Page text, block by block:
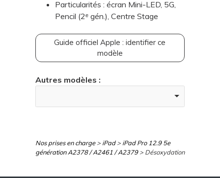
Particularités : écran Mini-LED, 5G,
Pencil (2ᵉ gén.), Centre Stage
Guide officiel Apple : identifier ce
modèle
Autres modèles :
Nos prises en charge> iPad> iPad Pro 12.9 5e
génération A2378 / A2461 / A2379> Désoxydation